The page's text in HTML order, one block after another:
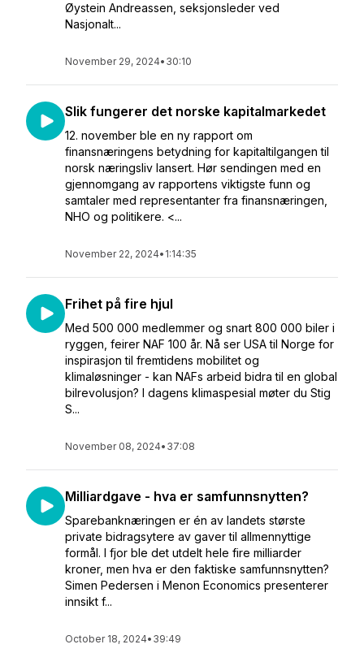
Øystein Andreassen, seksjonsleder ved
Nasjonalt...
November 29, 2024• 30:10
Slik fungerer det norske kapitalmarkedet
12. november ble en ny rapport om
finansnæringens betydning for kapitaltilgangen til
norsk næringsliv lansert. Hør sendingen med en
gjennomgang av rapportens viktigste funn og
samtaler med representanter fra finansnæringen,
NHO og politikere. <...
November 22, 2024• 1:14:35
Frihet på fire hjul
Med 500 000 medlemmer og snart 800 000 biler i
ryggen, feirer NAF 100 år. Nå ser USA til Norge for
inspirasjon til fremtidens mobilitet og
klimaløsninger - kan NAFs arbeid bidra til en global
bilrevolusjon? I dagens klimaspesial møter du Stig
S...
November 08, 2024• 37:08
Milliardgave - hva er samfunnsnytten?
Sparebanknæringen er én av landets største
private bidragsytere av gaver til allmennyttige
formål. I fjor ble det utdelt hele fire milliarder
kroner, men hva er den faktiske samfunnsnytten?
Simen Pedersen i Menon Economics presenterer
innsikt f...
October 18, 2024• 39:49